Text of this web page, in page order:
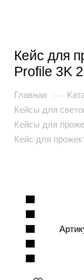
Кейс для
Profile 3K
Главная —
Кейсы для
Кейсы для
Кейс для